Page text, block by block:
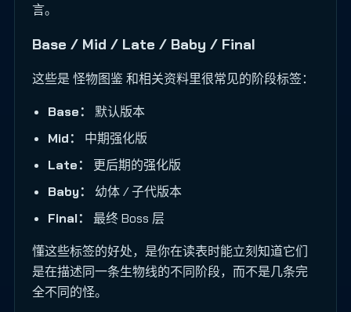
言。
Base / Mid / Late / Baby / Final
这些是 怪物图鉴 和相关资料里很常见的阶段标签：
Base：
默认版本
Mid：
中期强化版
Late：
更后期的强化版
Baby：
幼体 / 子代版本
Final：
最终 Boss 层
懂这些标签的好处，是你在读表时能立刻知道它们
是在描述同一条生物线的不同阶段，而不是几条完
全不同的怪。